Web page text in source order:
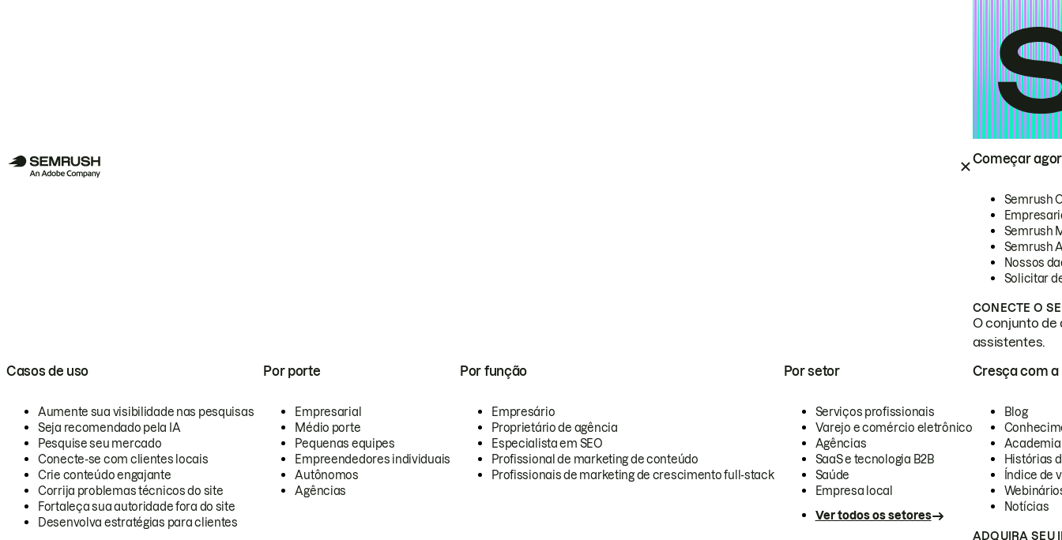
Começar
Semrush
Semrush
Semrush
Nossos
Solicitar
CONECTE O
O conjunto de
assistentes.
Casos de uso
Aumente sua visibilidade nas pesquisas
Seja recomendado pela IA
Pesquise seu mercado
Conecte-se com clientes locais
Crie conteúdo engajante
Corrija problemas técnicos do site
Fortaleça sua autoridade fora do site
Desenvolva estratégias para clientes
Por porte
Empresarial
Médio porte
Pequenas equipes
Empreendedores individuais
Autônomos
Agências
Por função
Empresário
Proprietário de agência
Especialista em SEO
Profissional de marketing de conteúdo
Profissionais de marketing de crescimento full-stack
Por setor
Serviços profissionais
Varejo e comércio eletrônico
Agências
SaaS e tecnologia B2B
Saúde
Empresa local
Ver todos os setores
Cresça com a
Blog
Academia
Histórias
Índice de
Notícias
ADQUIRA SEU